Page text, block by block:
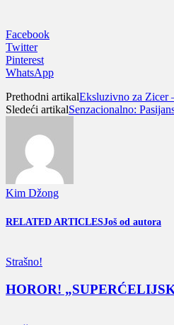
Facebook
Twitter
Pinterest
WhatsApp
Prethodni artikalEksluzivno za Zicer
Sledeći artikalSenzacionalno:
Kim Džong
RELATED ARTICLESJoš od autora
Strašno!
HOROR!